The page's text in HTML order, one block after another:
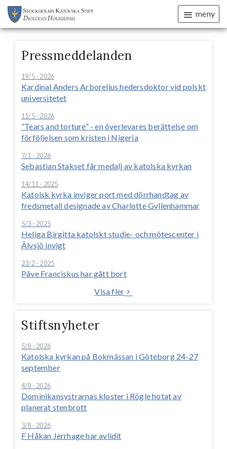
meny
Pressmeddelanden
19/5 - 2026
Kardinal Anders Arborelius hedersdoktor vid polskt
universitetet
11/5 - 2026
”Tears and torture” - en överlevares berättelse om
förföljelsen som kristen i Nigeria
7/1 - 2026
Sebastian Stakset får medalj av katolska kyrkan
14/11 - 2025
Katolsk kyrka inviger port med dörrhandtag av
fredsmetall designade av Charlotte Gyllenhammar
5/3 - 2025
Heliga Birgitta katolskt studie- och mötescenter i
Älvsjö invigt
23/2 - 2025
Påve Franciskus har gått bort
Visa fler
Stiftsnyheter
5/8 - 2026
Katolska kyrkan på Bokmässan i Göteborg 24-27
september
4/8 - 2026
Dominikansystrarnas kloster i Rögle hotat av
planerat stenbrott
3/8 - 2026
F Håkan Jerrhage har avlidit